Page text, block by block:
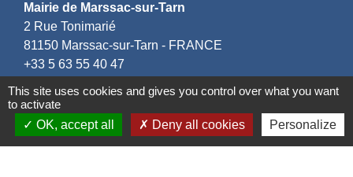
Mairie de Marssac-sur-Tarn
2 Rue Tonimarié
81150 Marssac-sur-Tarn - FRANCE
+33 5 63 55 40 47
Lien vers les HORAIRES et CONTACTS
de chaque service
This site uses cookies and gives you control over what you want
to activate
OK, accept all
Deny all cookies Personalize